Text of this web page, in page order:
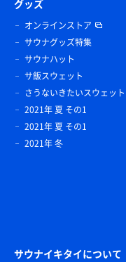
グッズ
オンラインストア
サウナグッズ特集
サウナハット
サ飯スウェット
さうないきたいスウェット
2021年 夏 その1
2021年 夏 その1
2021年 冬
サウナイキタイについて